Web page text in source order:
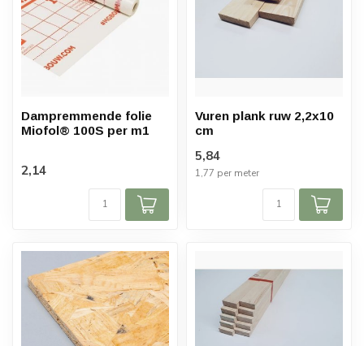
Dampremmende folie
Miofol® 100S per m1
2,14
Vuren plank ruw 2,2x10
cm
5,84
1,77 per meter